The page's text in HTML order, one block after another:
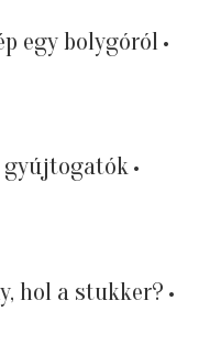
egy bolygóról
gyújtogatók
hol a stukker?